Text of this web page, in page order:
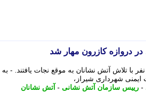
دروازه کازرون مهار شد
تلاش آتش نشانان به موقع نجات یافتند. - به
شهرداری شیراز،
- رییس سازمان آتش نشانی - آتش نشانان